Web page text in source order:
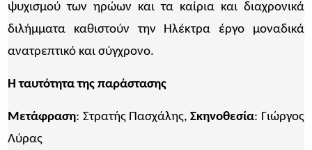
ψυχισμού των ηρώων και τα καίρια και διαχρονικά
διλήμματα καθιστούν την Ηλέκτρα έργο μοναδικά
ανατρεπτικό και σύγχρονο.
Η ταυτότητα της παράστασης
Μετάφραση: Στρατής Πασχάλης,Σκηνοθεσία: Γιώργος
Λύρας